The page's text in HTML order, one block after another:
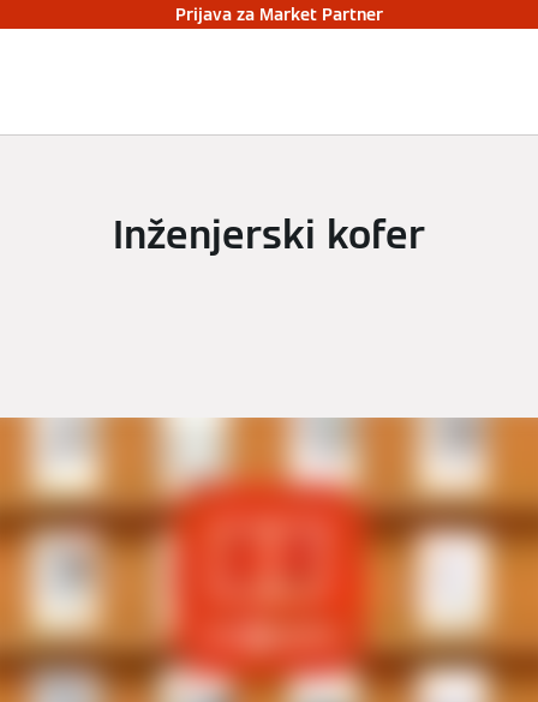
Prijava za Market Partner
Inženjerski kofer